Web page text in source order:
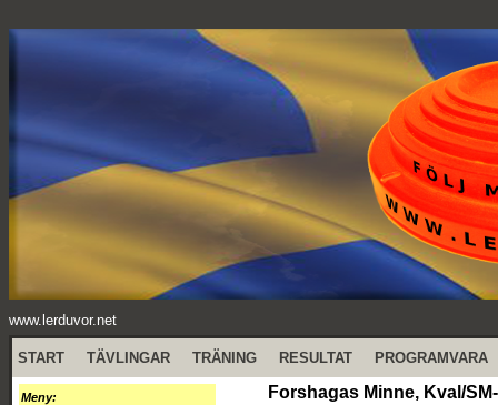
www.lerduvor.net
START TÄVLINGAR TRÄNING RESULTAT PROGRAMVARA
Meny: Forshagas Minne, Kval/